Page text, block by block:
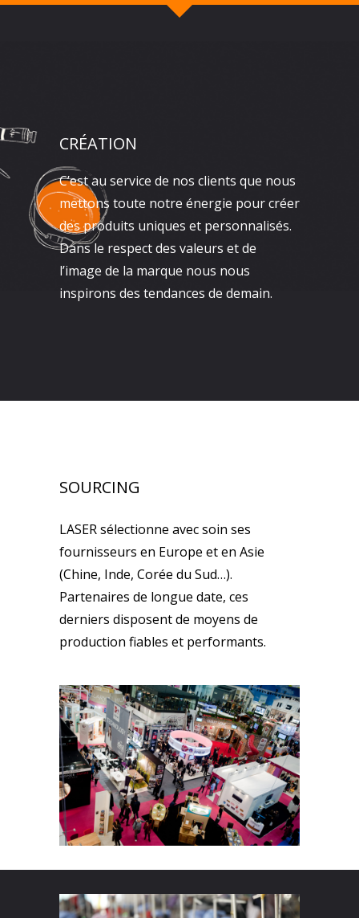
CRÉATION
C’est au service de nos clients que nous
mettons toute notre énergie pour créer
des produits uniques et personnalisés.
Dans le respect des valeurs et de
l’image de la marque nous nous
inspirons des tendances de demain.
SOURCING
LASER sélectionne avec soin ses
fournisseurs en Europe et en Asie
(Chine, Inde, Corée du Sud…).
Partenaires de longue date, ces
derniers disposent de moyens de
production fiables et performants.